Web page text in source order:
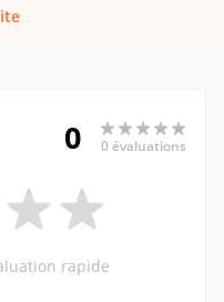
0 0 évaluations
rapide